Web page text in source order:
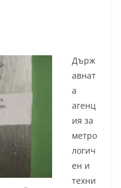
Държ
авнат
а
агенц
ия за
метро
логич
ен и
техни